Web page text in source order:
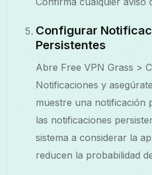
Configurar
Persistentes
Abre Free VPN Grass >
Notificaciones y
muestre una notificación
las notificaciones
sistema a considerar la
reducen la probabilidad